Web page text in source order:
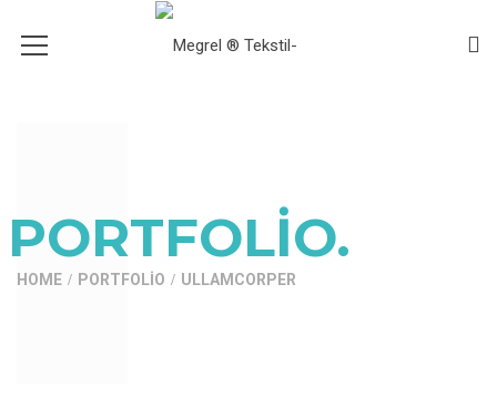
PORTFOLIO.
HOME PORTFOLIO ULLAMCORPER